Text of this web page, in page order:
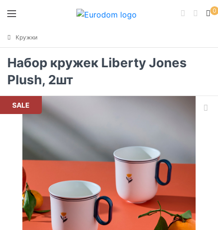
0
Кружки
Набор кружек Liberty Jones
Plush, 2шт
SALE